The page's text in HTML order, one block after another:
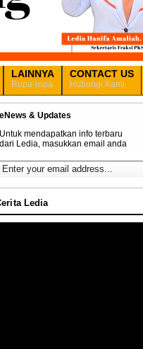
LAINNYA
Rupa-rupa
CONTACT US
Hubungi Kami
eNews & Updates
Untuk mendapatkan info terbaru
dari Ledia, masukkan email anda
Ledia